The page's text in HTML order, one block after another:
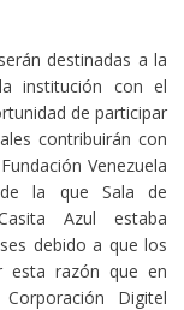
destinadas a la
institución con el
de participar
contribuirán con
Venezuela
la que Sala de
Azul estaba
debido a que los
esta razón que en
Digitel